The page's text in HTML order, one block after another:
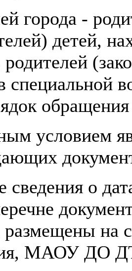
города -
детей,
специальной
условием
о
размещены на
МАОУ ДО